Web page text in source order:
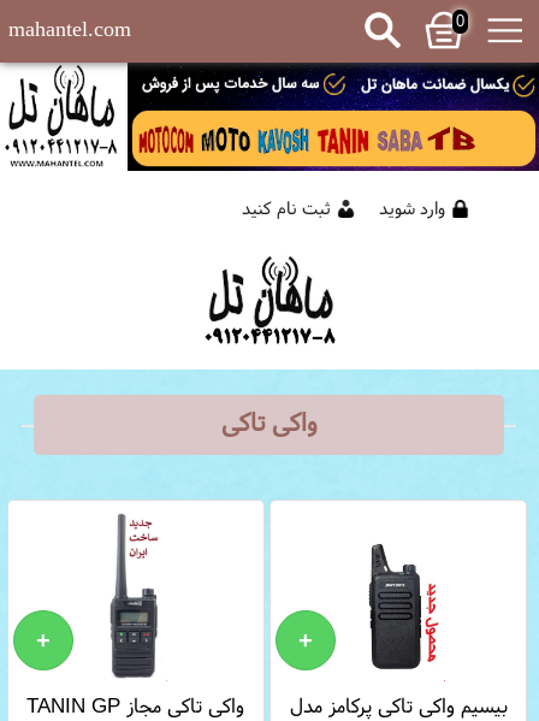
0
mahantel.com
وارد شوید ثبت نام کنید
واکی تاکی
بيسيم واکی تاکی پرکامز مدل
واکی تاکی مجاز TANIN GP